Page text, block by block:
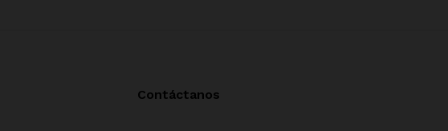
Contáctanos